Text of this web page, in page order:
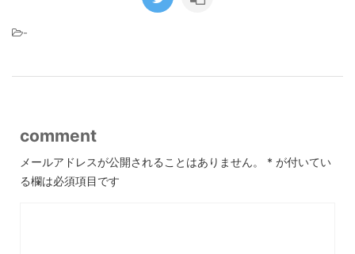
-
comment
メールアドレスが公開されることはありません。 * が付いてい
る欄は必須項目です